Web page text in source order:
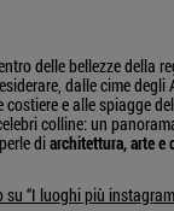
delle bellezze della
dalle cime degli
e alle spiagge
colline: un
diarchitettura, arte e
“I luoghi più